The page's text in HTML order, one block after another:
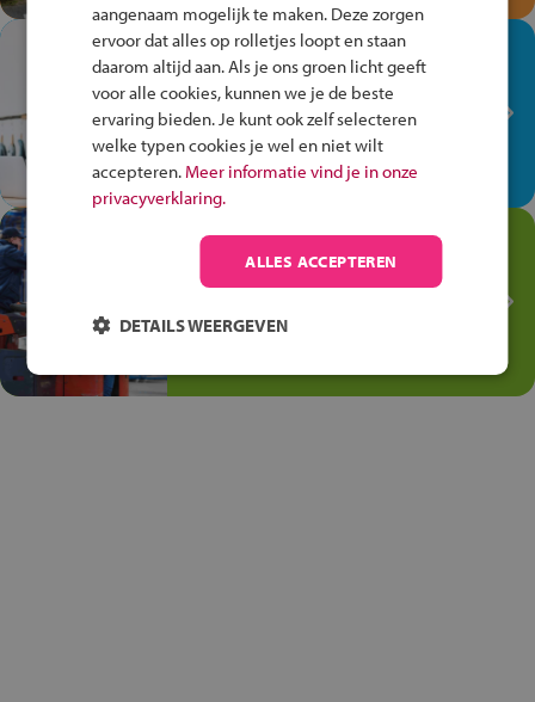
In de winkel ben je op je
plek!
Ontdek via het vmbo jouw talent
op de winkelvloer, waar elke dag
anders is!
Jouw talent in de
Transport en Logistiek
logistiek: daar kun je mee
aangenaam mogelijk te maken. Deze zorgen
ervoor dat alles op rolletjes loopt en staan
daarom altijd aan. Als je ons groen licht geeft
voor alle cookies, kunnen we je de beste
ervaring bieden. Je kunt ook zelf selecteren
welke typen cookies je wel en niet wilt
accepteren. Meer informatie vind je in onze
privacyverklaring.
ALLES ACCEPTEREN
DETAILS WEERGEVEN